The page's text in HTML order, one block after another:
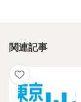
関連記事